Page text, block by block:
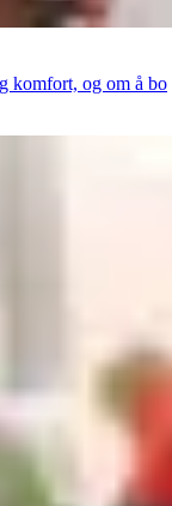
komfort, og om å bo